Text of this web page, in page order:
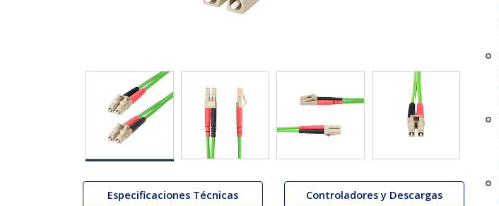
Especificaciones Técnicas Controladores y Descargas